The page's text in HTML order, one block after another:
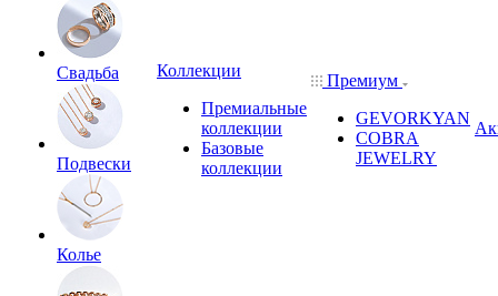
Свадьба
Подвески
Колье
Коллекции
Премиальные
коллекции
Базовые
коллекции
Премиум
GEVORKYAN
COBRA
JEWELRY